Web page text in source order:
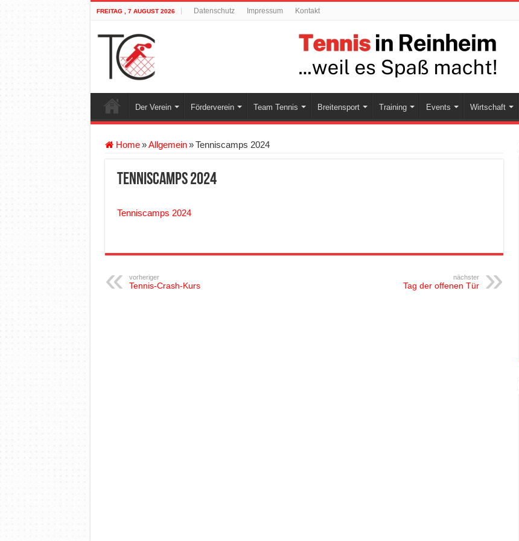
FREITAG , 7 AUGUST 2026 Datenschutz Impressum Kontakt
Der Verein Förderverein Team Tennis Breitensport Training Events Wirtschaft
Home » Allgemein » Tenniscamps 2024
Tenniscamps 2024
Tenniscamps 2024
vorheriger
Tennis-Crash-Kurs
nächster
Tag der offenen Tür